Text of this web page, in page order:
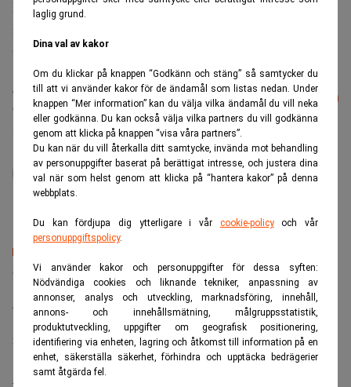
laglig grund.
Dina val av kakor
Om du klickar på knappen “Godkänn och stäng” så samtycker du
till att vi använder kakor för de ändamål som listas nedan. Under
knappen “Mer information” kan du välja vilka ändamål du vill neka
eller godkänna. Du kan också välja vilka partners du vill godkänna
genom att klicka på knappen “visa våra partners”.
Du kan när du vill återkalla ditt samtycke, invända mot behandling
av personuppgifter baserat på berättigat intresse, och justera dina
val när som helst genom att klicka på “hantera kakor” på denna
webbplats.
Du kan fördjupa dig ytterligare i vår cookie-policyoch vår
personuppgiftspolicy.
Vi använder kakor och personuppgifter för dessa syften:
Nödvändiga cookies och liknande tekniker, anpassning av
annonser, analys och utveckling, marknadsföring, innehåll,
annons- och innehållsmätning, målgruppsstatistik,
produktutveckling, uppgifter om geografisk positionering,
identifiering via enheten, lagring och åtkomst till information på en
enhet, säkerställa säkerhet, förhindra och upptäcka bedrägerier
samt åtgärda fel.
Domen i regeringsrätten innebär att svenska
transfersummor från utlandet.
Läs mer från Realtid - vårt nyhetsbrev
är kostnadsfritt:
Prenumerera
administrator
Senaste lediga jobben
Bolagsjurist till Eltel AB
Placering:Bromma, Stockholm
Sista ansökningsdag:21/08/2026
Medarbetare inom Intern styrning och kontroll till Alecta